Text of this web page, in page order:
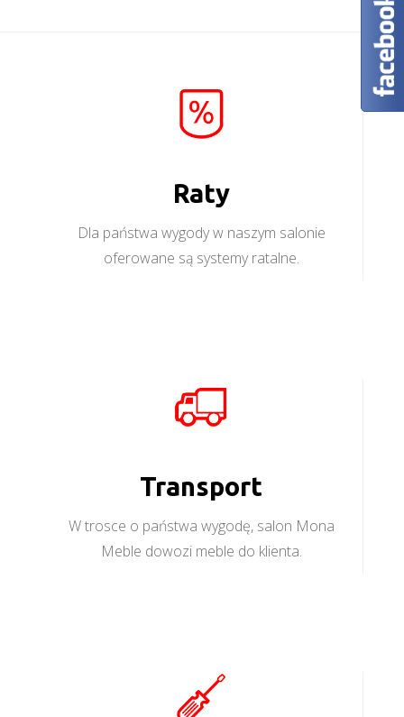
Raty
Dla państwa wygody w naszym salonie
oferowane są systemy ratalne.
Transport
W trosce o państwa wygodę, salon Mona
Meble dowozi meble do klienta.